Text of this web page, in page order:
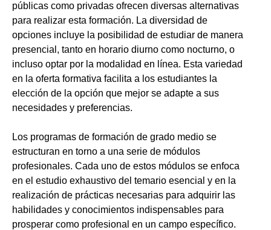
públicas como privadas ofrecen diversas alternativas
para realizar esta formación. La diversidad de
opciones incluye la posibilidad de estudiar de manera
presencial, tanto en horario diurno como nocturno, o
incluso optar por la modalidad en línea. Esta variedad
en la oferta formativa facilita a los estudiantes la
elección de la opción que mejor se adapte a sus
necesidades y preferencias.
Los programas de formación de grado medio se
estructuran en torno a una serie de módulos
profesionales. Cada uno de estos módulos se enfoca
en el estudio exhaustivo del temario esencial y en la
realización de prácticas necesarias para adquirir las
habilidades y conocimientos indispensables para
prosperar como profesional en un campo específico.